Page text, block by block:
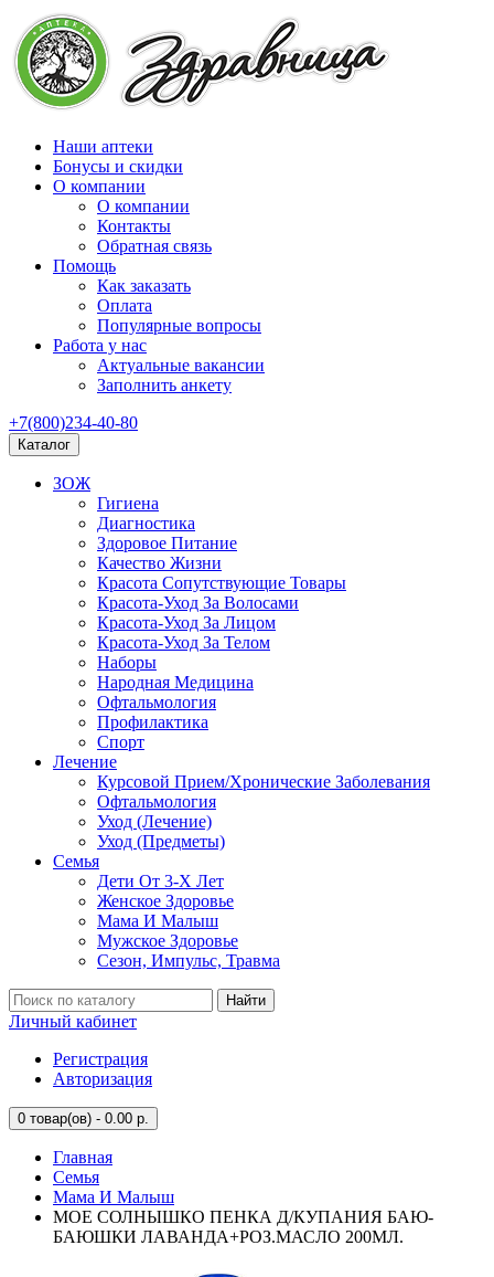
Наши аптеки
Бонусы и скидки
О компании
О компании
Контакты
Обратная связь
Помощь
Как заказать
Оплата
Популярные вопросы
Работа у нас
Актуальные вакансии
Заполнить анкету
+7(800)234-40-80
Каталог
ЗОЖ
Гигиена
Диагностика
Здоровое Питание
Качество Жизни
Красота Сопутствующие Товары
Красота-Уход За Волосами
Красота-Уход За Лицом
Красота-Уход За Телом
Наборы
Народная Медицина
Офтальмология
Профилактика
Спорт
Лечение
Курсовой Прием/Хронические Заболевания
Офтальмология
Уход (Лечение)
Уход (Предметы)
Семья
Дети От 3-Х Лет
Женское Здоровье
Мама И Малыш
Мужское Здоровье
Сезон, Импульс, Травма
Найти
Личный кабинет
Регистрация
Авторизация
0 товар(ов) - 0.00 р.
Главная
Семья
Мама И Малыш
МОЕ СОЛНЫШКО ПЕНКА Д/КУПАНИЯ БАЮ-
БАЮШКИ ЛАВАНДА+РОЗ.МАСЛО 200МЛ.